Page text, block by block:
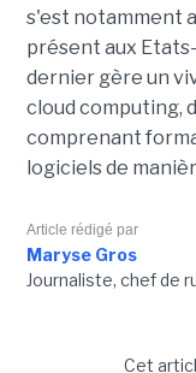
s'est notamment
présent aux
dernier gère un
cloud computing,
comprenant
logiciels de
Article rédigé par
Maryse Gros
Journaliste, chef de
Cet